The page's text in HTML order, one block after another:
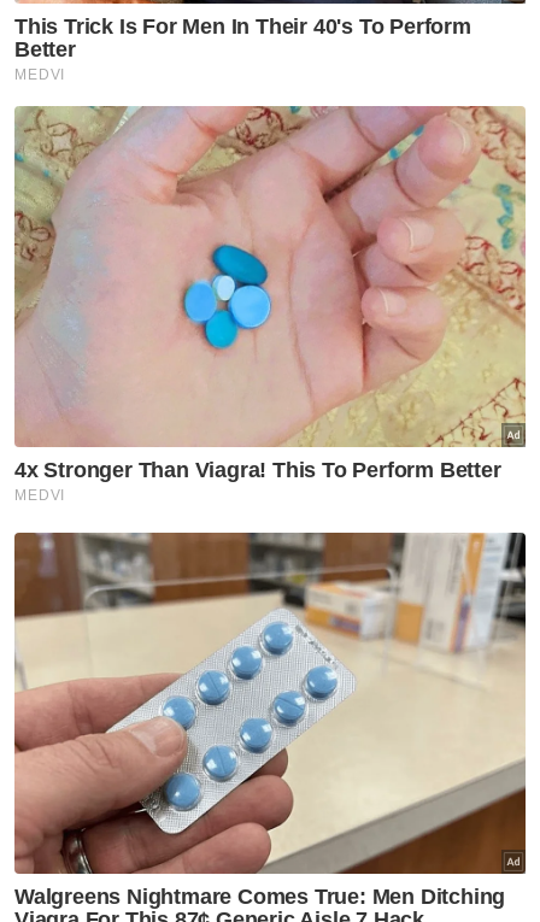
Muat turun aplikasi Sinar Harian.Klik di sini!
Rakyat Dinasihat
Bersedia
Hadapi Cuaca Panas
Artikel Disyorkan
Nasional
Shabery bimbang PM terima
maklumat kurang tepat
mengenai aset Felda di London
Nasional